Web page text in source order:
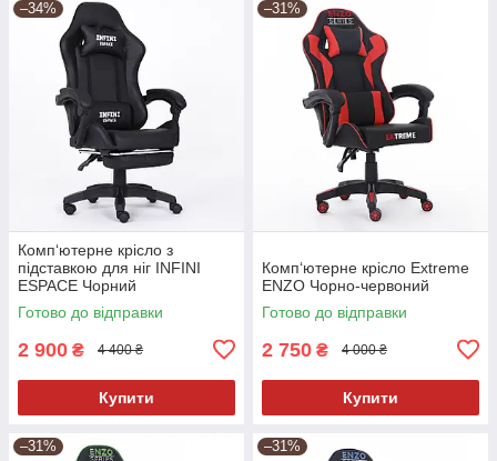
–34%
Комп‘ютерне крісло з
підставкою для ніг INFINI
ESPACE Чорний
Готово до відправки
2 900 ₴ 4 400 ₴
Купити
–31%
Комп‘ютерне крісло Extreme
ENZO Чорно-червоний
Готово до відправки
2 750 ₴ 4 000 ₴
Купити
–31% –31%